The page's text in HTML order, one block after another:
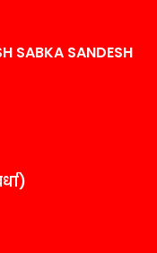
SABKA SANDESH